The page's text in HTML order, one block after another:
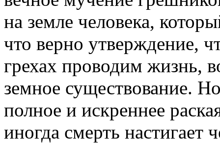
на земле человека,
что верно утверждение,
грехах проводим жизнь,
земное существование.
полное и искреннее
иногда смерть настигает